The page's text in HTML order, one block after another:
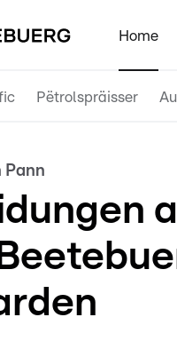
Home
Pëtrolspräisser
Pann